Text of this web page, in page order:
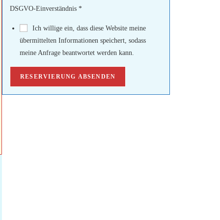
DSGVO-Einverständnis *
Ich willige ein, dass diese Website meine
übermittelten Informationen speichert, sodass
meine Anfrage beantwortet werden kann.
RESERVIERUNG ABSENDEN